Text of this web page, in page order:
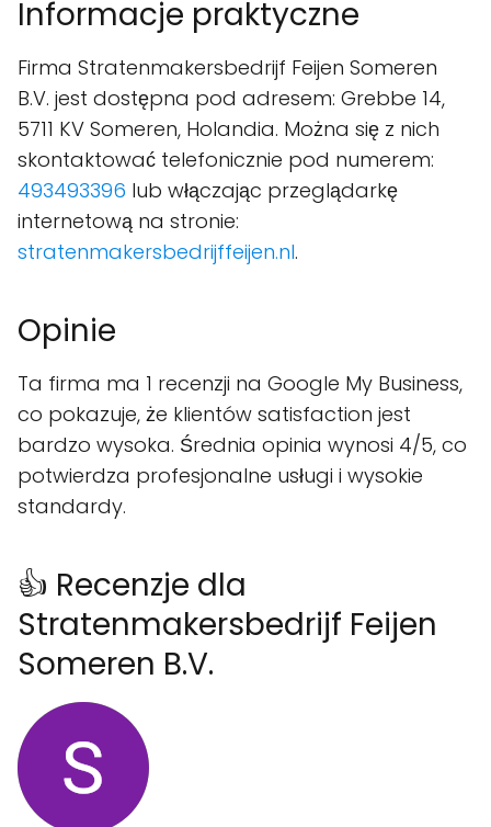
Informacje praktyczne
Firma Stratenmakersbedrijf Feijen Someren
B.V. jest dostępna pod adresem: Grebbe 14,
5711 KV Someren, Holandia. Można się z nich
skontaktować telefonicznie pod numerem:
493493396 lub włączając przeglądarkę
internetową na stronie:
stratenmakersbedrijffeijen.nl.
Opinie
Ta firma ma 1 recenzji na Google My Business,
co pokazuje, że klientów satisfaction jest
bardzo wysoka. Średnia opinia wynosi 4/5, co
potwierdza profesjonalne usługi i wysokie
standardy.
👍 Recenzje dla
Stratenmakersbedrijf Feijen
Someren B.V.